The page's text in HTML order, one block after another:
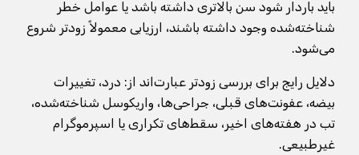
باید باردار شود سن بالاتری داشته باشد یا عوامل خطر
شناخته‌شده وجود داشته باشند، ارزیابی معمولاً زودتر شروع
می‌شود.
دلایل رایج برای بررسی زودتر عبارت‌اند از: درد، تغییرات
بیضه، عفونت‌های قبلی، جراحی‌ها، واریکوسل شناخته‌شده،
تب در هفته‌های اخیر، سقط‌های تکراری یا اسپرموگرام
غیرطبیعی.